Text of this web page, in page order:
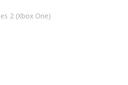
2 (Xbox One)